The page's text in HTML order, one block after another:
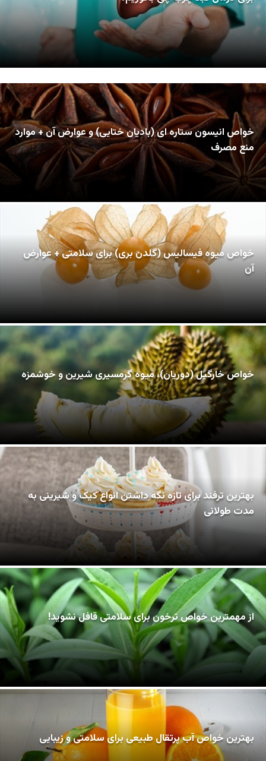
خواص انیسون ستاره ای (بادیان ختایی) و عوارض آن + موارد
منع مصرف
خواص میوه فیسالیس (گلدن بری) برای سلامتی + عوارض
آن
خواص خارگیل (دوریان)، میوه گرمسیری شیرین و خوشمزه
بهترین ترفند برای تازه نگه داشتن انواع کیک و شیرینی به
مدت طولانی
از مهمترین خواص ترخون برای سلامتی قافل نشوید!
بهترین خواص آب پرتقال طبیعی برای سلامتی و زیبایی